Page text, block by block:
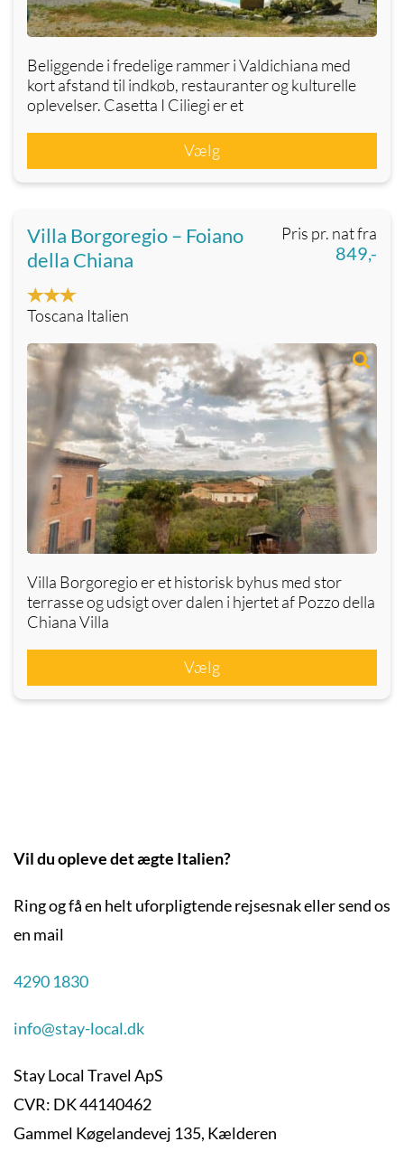
Beliggende i fredelige rammer i Valdichiana med
kort afstand til indkøb, restauranter og kulturelle
oplevelser. Casetta I Ciliegi er et
Vælg
Pris pr. nat fra
849,-
Villa Borgoregio – Foiano
della Chiana
Toscana Italien
Villa Borgoregio er et historisk byhus med stor
terrasse og udsigt over dalen i hjertet af Pozzo della
Chiana Villa
Vælg
Vil du opleve det ægte Italien?
Ring og få en helt uforpligtende rejsesnak eller send os
en mail
4290 1830
info@stay-local.dk
Stay Local Travel ApS
CVR: DK 44140462
Gammel Køgelandevej 135, Kælderen